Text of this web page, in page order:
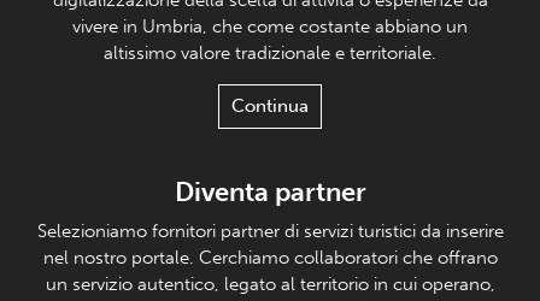
vivere in Umbria, che come costante abbiano un
altissimo valore tradizionale e territoriale.
Continua
Diventa partner
Selezioniamo fornitori partner di servizi turistici da inserire
nel nostro portale. Cerchiamo collaboratori che offrano
un servizio autentico, legato al territorio in cui operano,